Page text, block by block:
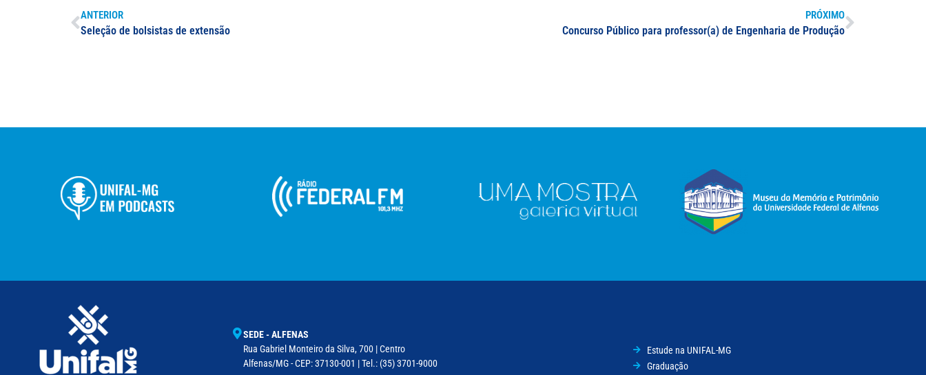
ANTERIOR
Seleção de bolsistas de extensão
PRÓXIMO
Concurso Público para professor(a) de Engenharia de Produção
SEDE - ALFENAS
Rua Gabriel Monteiro da Silva, 700 | Centro
Alfenas/MG - CEP: 37130-001 | Tel.: (35) 3701-9000
Estude na UNIFAL-MG
Graduação